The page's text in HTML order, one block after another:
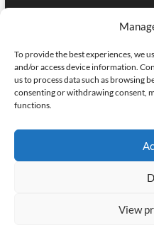
To provide the best experiences, we
and/or access device information.
us to process data such as browsing
consenting or withdrawing consent,
functions.
View
szerkesztoseg@elomagazin.com
elomagazin
home
| ©